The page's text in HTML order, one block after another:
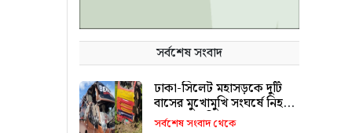
সর্বশেষ সংবাদ
ঢাকা-সিলেট মহাসড়কে দুটি
বাসের মুখোমুখি সংঘর্ষে নিহত
৯ জনের পরিচয় শনাক্ত
সর্বশেষ সংবাদ থেকে